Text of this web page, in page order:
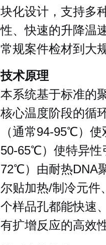
块化设计，支持多
性、快速的升降温
常规案件检材到大
技术原理
本系统基于标准的
核心温度阶段的循
（通常94-95℃）
50-65℃）使特异性
72℃）由耐热DNA
尔贴加热/制冷元件
个样品孔都能快速
有扩增反应的高效